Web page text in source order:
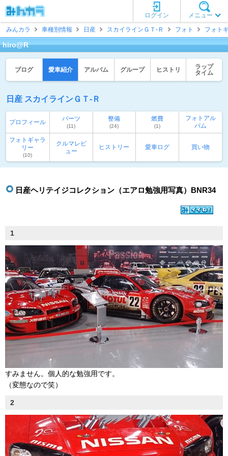
メニュー
ログイン
みんカラ
車種別情報 日産 スカイラインＧＴ‐Ｒ フォト フォト
hiro@R
ブログ 愛車紹介 アルバム グループ ヒストリ
ラップ
タイム
日産 スカイラインＧＴ‐Ｒ
プロフィール パーツ
(11)
整備
(24)
燃費
(1)
フォトアル
バム
フォトギャラ
リー
(10)
クルマレビ
ュー
ヒストリー 愛車ログ 買い物
日産ヘリテイジコレクション（エアロ勉強用写真）BNR34
1
すみません。個人的な勉強用です。
（変態なので笑）
2